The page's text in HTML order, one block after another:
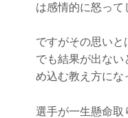
は感情的に怒って
ですがその思いと
でも結果が出な
め込む教え方にな
選手が一生懸命取